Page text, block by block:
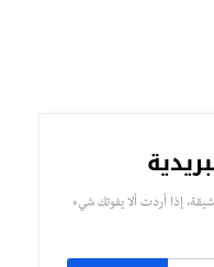
إذا أردت ألا يفوتك شيء